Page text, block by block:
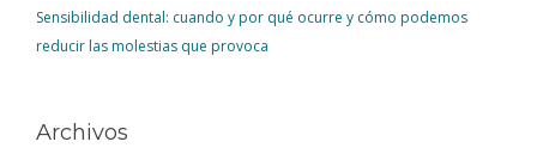
Sensibilidad dental: cuando y por qué ocurre y cómo podemos
reducir las molestias que provoca
Archivos